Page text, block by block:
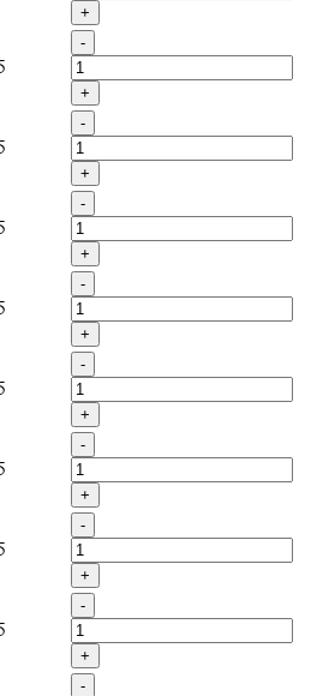
+
-
+
-
+
-
+
-
+
-
+
-
+
-
+
-
+
-